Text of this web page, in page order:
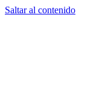
Saltar al contenido